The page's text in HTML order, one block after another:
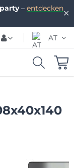
✕
– entdecken
AT